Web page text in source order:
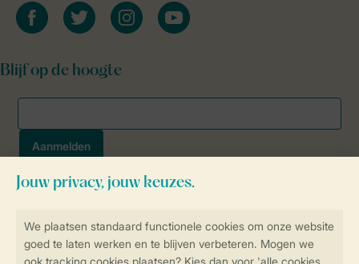
SSL certificaat
facebooktwitter instagramyoutube
Blijf op de hoogte